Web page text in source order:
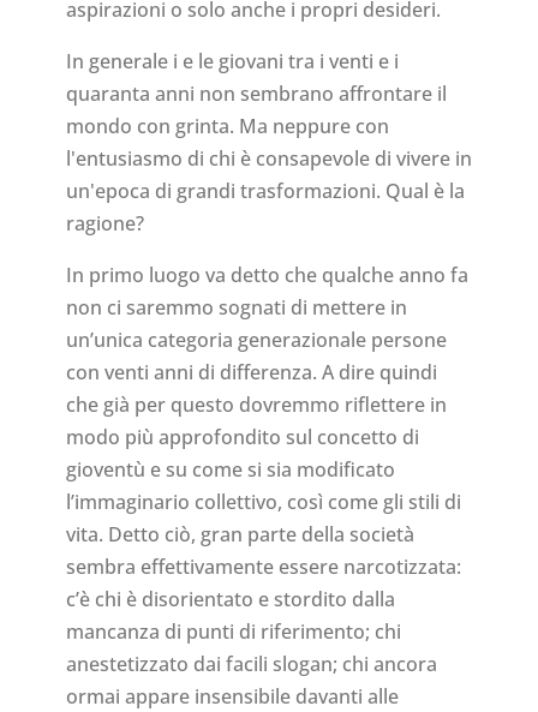
aspirazioni o solo anche i propri desideri.
In generale i e le giovani tra i venti e i
quaranta anni non sembrano affrontare il
mondo con grinta. Ma neppure con
l'entusiasmo di chi è consapevole di vivere in
un'epoca di grandi trasformazioni. Qual è la
ragione?
In primo luogo va detto che qualche anno fa
non ci saremmo sognati di mettere in
un’unica categoria generazionale persone
con venti anni di differenza. A dire quindi
che già per questo dovremmo riflettere in
modo più approfondito sul concetto di
gioventù e su come si sia modificato
l’immaginario collettivo, così come gli stili di
vita. Detto ciò, gran parte della società
sembra effettivamente essere narcotizzata:
c’è chi è disorientato e stordito dalla
mancanza di punti di riferimento; chi
anestetizzato dai facili slogan; chi ancora
ormai appare insensibile davanti alle